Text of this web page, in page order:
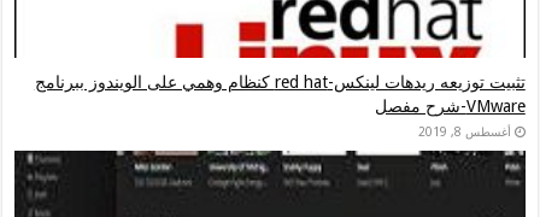
تثبيت توزيعه ريدهات لينكس-red hat كنظام وهمي على الويندوز ببرنامج
VMware-شرح مفصل
أغسطس 8, 2019